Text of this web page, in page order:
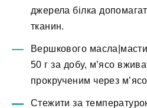
джерела білка
тканин.
Вершкового
50 г за добу, м’ясо
прокрученим через
Стежити за